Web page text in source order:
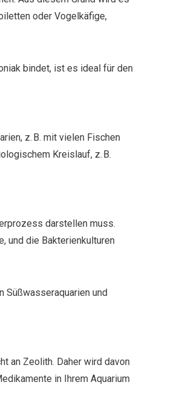
oder Vogelkäfige,
bindet, ist es ideal für den
z. B. mit vielen Fischen
Kreislauf, z. B.
darstellen muss.
und die Bakterienkulturen
Süßwasseraquarien und
an Zeolith. Daher wird davon
in Ihrem Aquarium